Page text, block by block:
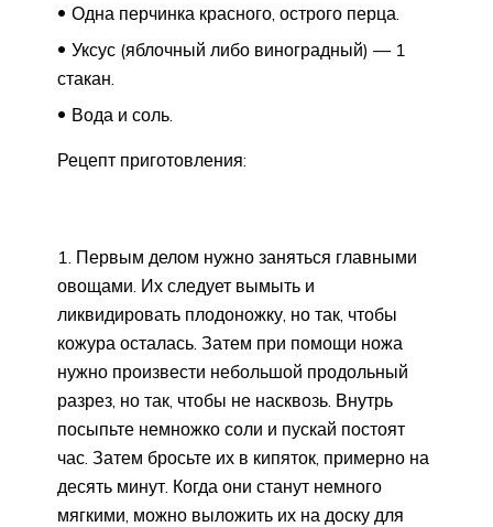
Одна перчинка красного, острого перца.
Уксус (яблочный либо виноградный) — 1
стакан.
Вода и соль.
Рецепт приготовления:
Первым делом нужно заняться главными
овощами. Их следует вымыть и
ликвидировать плодоножку, но так, чтобы
кожура осталась. Затем при помощи ножа
нужно произвести небольшой продольный
разрез, но так, чтобы не насквозь. Внутрь
посыпьте немножко соли и пускай постоят
час. Затем бросьте их в кипяток, примерно на
десять минут. Когда они станут немного
мягкими, можно выложить их на доску для